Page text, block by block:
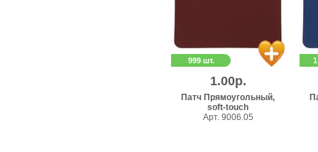
999 шт.
1.00р.
Патч Прямоугольный,
soft-touch
Арт. 9006.05